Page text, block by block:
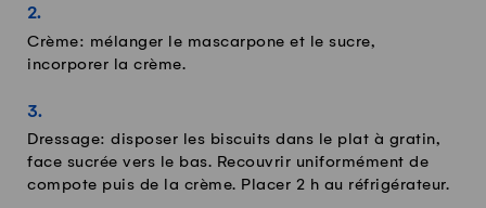
Crème: mélanger le mascarpone et le sucre,
incorporer la crème.
Dressage: disposer les biscuits dans le plat à gratin,
face sucrée vers le bas. Recouvrir uniformément de
compote puis de la crème. Placer 2 h au réfrigérateur.